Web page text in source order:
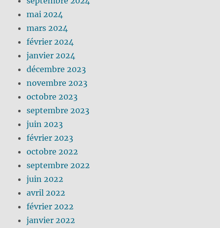
mai 2024
mars 2024
février 2024
janvier 2024
décembre 2023
novembre 2023
octobre 2023
septembre 2023
juin 2023
février 2023
octobre 2022
septembre 2022
juin 2022
avril 2022
février 2022
janvier 2022